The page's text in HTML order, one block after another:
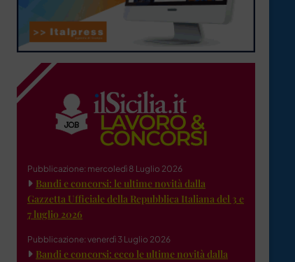
Pubblicazione: mercoledì 8 Luglio 2026
Bandi e concorsi: le ultime novità dalla
Gazzetta Ufficiale della Repubblica Italiana del 3 e
7 luglio 2026
Pubblicazione: venerdì 3 Luglio 2026
Bandi e concorsi: ecco le ultime novità dalla